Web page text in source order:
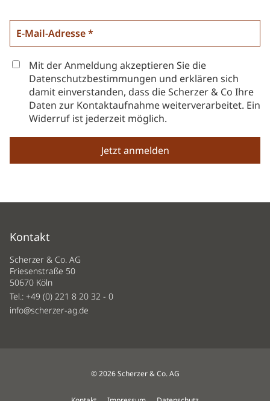
Mit der Anmeldung akzeptieren Sie die
Datenschutzbestimmungen und erklären sich
damit einverstanden, dass die Scherzer & Co Ihre
Daten zur Kontaktaufnahme weiterverarbeitet. Ein
Widerruf ist jederzeit möglich.
Kontakt
Scherzer & Co. AG
Friesenstraße 50
50670 Köln
Tel.: +49 (0) 221 8 20 32 - 0
info@scherzer-ag.de
© 2026 Scherzer & Co. AG